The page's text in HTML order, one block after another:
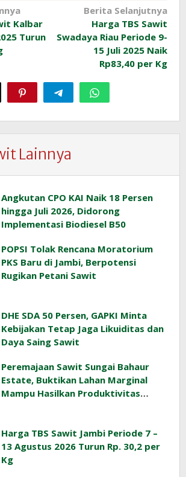
Kalbar
Turun
Berita Selanjutnya
Harga TBS Sawit
Swadaya Riau Periode 9-
15 Juli 2025 Naik
Rp83,40 per Kg
Lainnya
Angkutan CPO KAI Naik 18 Persen
hingga Juli 2026, Didorong
Implementasi Biodiesel B50
POPSI Tolak Rencana Moratorium
PKS Baru di Jambi, Berpotensi
Rugikan Petani Sawit
DHE SDA 50 Persen, GAPKI Minta
Kebijakan Tetap Jaga Likuiditas dan
Daya Saing Sawit
Peremajaan Sawit Sungai Bahaur
Estate, Buktikan Lahan Marginal
Mampu Hasilkan Produktivitas
Harga TBS Sawit Jambi Periode 7 –
13 Agustus 2026 Turun Rp. 30,2 per
Kg